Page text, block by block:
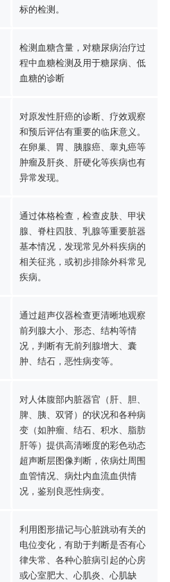
标的检测。
检测血糖含量，对糖尿病治疗过
程中血糖检测及用于糖尿病、低
血糖的诊断
对原发性肝癌的诊断、疗效观察
和预后评估有重要的临床意义。
在卵巢、胃、胰腺癌、睾丸癌等
肿瘤及肝炎、肝硬化等疾病也有
异常发现。
通过体格检查，检查皮肤、甲状
腺、脊柱四肢、乳腺等重要脏器
基本情况，发现常见外科疾病的
相关征兆，或初步排除外科常见
疾病。
通过超声仪器检查更清晰地观察
前列腺大小、形态、结构等情
况，判断有无前列腺增大、囊
肿、结石，恶性病变等。
对人体腹部内脏器官（肝、胆、
脾、胰、双肾）的状况和各种病
变（如肿瘤、结石、积水、脂肪
肝等）提供高清晰度的彩色动态
超声断层图像判断，依病灶周围
血管情况、病灶内血流血供情
况，鉴别良恶性病变。
利用图形描记与心脏跳动有关的
电位变化，有助于判断是否有心
律失常、各种心脏病引起的心房
或心室肥大、心肌炎、心肌缺